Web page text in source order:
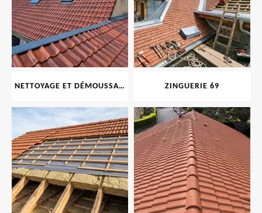
NETTOYAGE ET DÉMOUSSAGE DE TOITURE ET FAÇADE 69 ZINGUERIE 69